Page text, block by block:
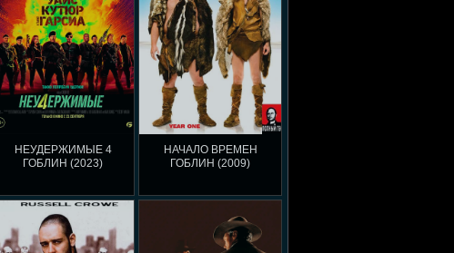
НЕУДЕРЖИМЫЕ 4
ГОБЛИН (2023)
НАЧАЛО ВРЕМЕН
ГОБЛИН (2009)